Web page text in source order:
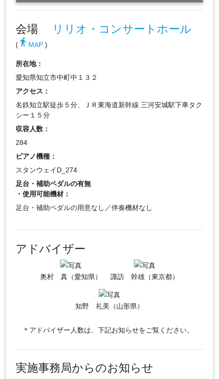
会場 リリオ・コンサートホール
(directions_walk MAP)
所在地：
愛知県知立市中町中１３２
アクセス：
名鉄知立駅徒歩５分、ＪＲ東海道新幹線 三河安城駅下車タク
シー１５分
収容人数：
284
ピアノ機種：
スタンウェイD_274
足台・補助ペダルの有無
・使用可能機材：
足台・補助ペダルの用意なし／伴奏機材なし
アドバイザー
奥村 真（愛知県） 諏訪 幹雄（東京都）
知野 礼美（山形県）
＊アドバイザー人数は、下記お知らせをご覧ください。
実施事務局からのお知らせ